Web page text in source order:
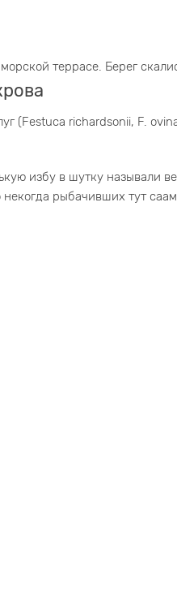
террасе. Берег
(Festuca richardsonii, F.
избу в шутку
рыбачивших тут